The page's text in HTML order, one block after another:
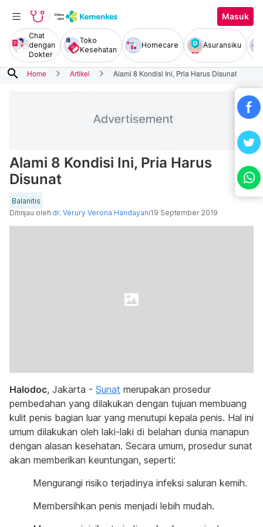
Masuk
Chat
dengan
Dokter
Toko
Kesehatan
Homecare Asuransiku
search Home Artikel Alami 8 Kondisi Ini, Pria Harus Disunat
Alami 8 Kondisi Ini, Pria Harus
Disunat
Balanitis
Ditinjau oleh dr. Verury Verona Handayani19 September 2019
Halodoc, Jakarta - Sunat merupakan prosedur
pembedahan yang dilakukan dengan tujuan membuang
kulit penis bagian luar yang menutupi kepala penis. Hal ini
umum dilakukan oleh laki-laki di belahan dunia manapun
dengan alasan kesehatan. Secara umum, prosedur sunat
akan memberikan keuntungan, seperti:
Mengurangi risiko terjadinya infeksi saluran kemih.
Membersihkan penis menjadi lebih mudah.